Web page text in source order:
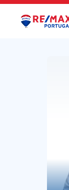
Logo Zur